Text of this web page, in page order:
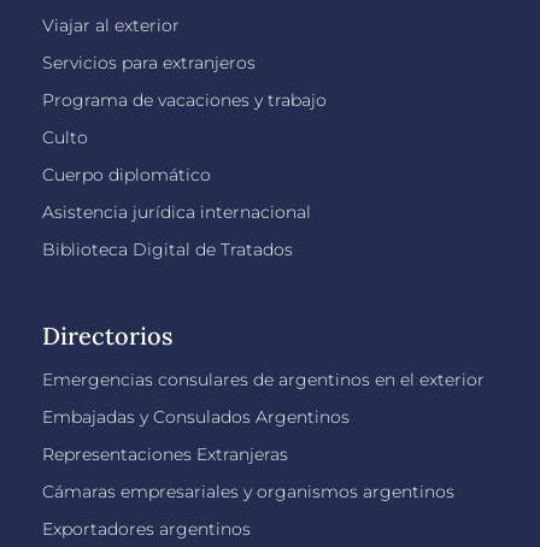
Viajar al exterior
Servicios para extranjeros
Programa de vacaciones y trabajo
Culto
Cuerpo diplomático
Asistencia jurídica internacional
Biblioteca Digital de Tratados
Directorios
Emergencias consulares de argentinos en el exterior
Embajadas y Consulados Argentinos
Representaciones Extranjeras
Cámaras empresariales y organismos argentinos
Exportadores argentinos